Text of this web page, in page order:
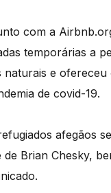
com a
temporárias a
e
de covid-19.
afegãos
Brian Chesky,